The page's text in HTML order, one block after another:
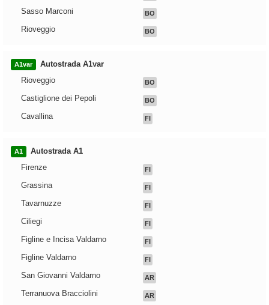
Sasso Marconi BO
Rioveggio BO
A1var
Autostrada A1var
Rioveggio
BO
Castiglione dei Pepoli BO
Cavallina FI
A1
Autostrada A1
Firenze
FI
Grassina FI
Tavarnuzze FI
Ciliegi FI
Figline e Incisa Valdarno FI
Figline Valdarno FI
San Giovanni Valdarno AR
Terranuova Bracciolini AR